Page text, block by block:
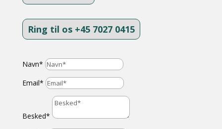
Ring til os +45 7027 0415
Navn*
Email*
Besked*